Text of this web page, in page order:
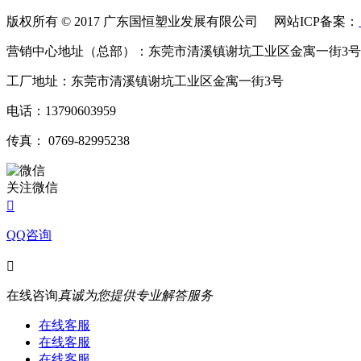
版权所有 © 2017 广东国恒塑业发展有限公司 网站ICP备案：
营销中心地址（总部）：东莞市清溪镇谢坑工业区金寓一街3号
工厂地址：东莞市清溪镇谢坑工业区金寓一街3号
电话：13790603959
传真： 0769-82995238
关注微信

QQ咨询

在线咨询真诚为您提供专业解答服务
在线客服
在线客服